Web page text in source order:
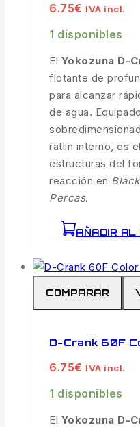
6.75€ IVA incl.
1 disponibles
El Yokozuna D-
flotante de
para alcanzar
de agua.
ratlin interno, es
estructuras del
reacción en
Percas.
AÑADIR AL
COMPARAR
D-Crank 60F
6.75€ IVA incl.
1 disponibles
El Yokozuna D-